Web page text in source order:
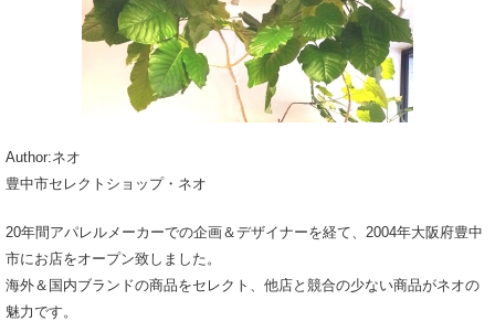
Author:ネオ
豊中市セレクトショップ・ネオ
20年間アパレルメーカーでの企画＆デザイナーを経て、2004年大阪府豊中
市にお店をオープン致しました。
海外＆国内ブランドの商品をセレクト、他店と競合の少ない商品がネオの
魅力です。